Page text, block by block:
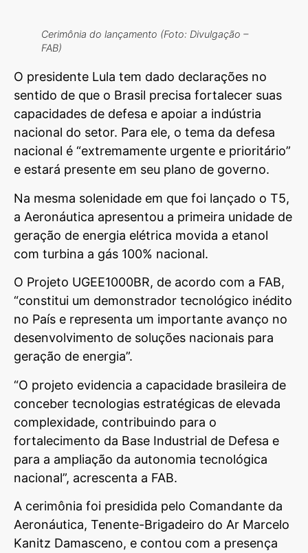
Cerimônia do lançamento (Foto: Divulgação –
FAB)
O presidente Lula tem dado declarações no
sentido de que o Brasil precisa fortalecer suas
capacidades de defesa e apoiar a indústria
nacional do setor. Para ele, o tema da defesa
nacional é “extremamente urgente e prioritário”
e estará presente em seu plano de governo.
Na mesma solenidade em que foi lançado o T5,
a Aeronáutica apresentou a primeira unidade de
geração de energia elétrica movida a etanol
com turbina a gás 100% nacional.
O Projeto UGEE1000BR, de acordo com a FAB,
“constitui um demonstrador tecnológico inédito
no País e representa um importante avanço no
desenvolvimento de soluções nacionais para
geração de energia”.
“O projeto evidencia a capacidade brasileira de
conceber tecnologias estratégicas de elevada
complexidade, contribuindo para o
fortalecimento da Base Industrial de Defesa e
para a ampliação da autonomia tecnológica
nacional”, acrescenta a FAB.
A cerimônia foi presidida pelo Comandante da
Aeronáutica, Tenente-Brigadeiro do Ar Marcelo
Kanitz Damasceno, e contou com a presença